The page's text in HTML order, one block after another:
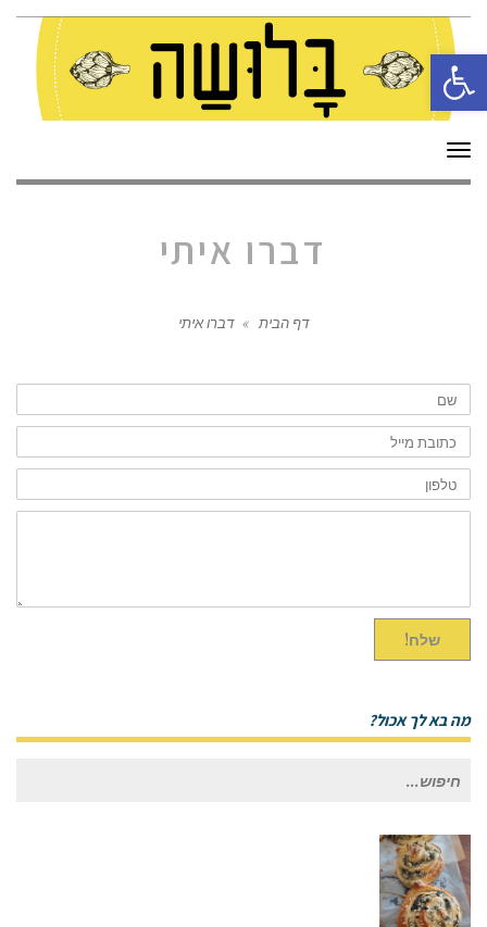
פתח סרגל נגישות
תפריט
דברו איתי
דף הבית » דברו איתי
שם
כתובת
מייל
טלפון
תוכן
שלח!
מה בא לך אכול?